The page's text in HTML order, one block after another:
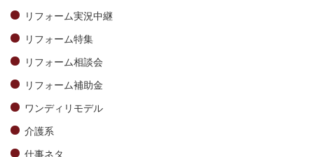
リフォーム実況中継
リフォーム特集
リフォーム相談会
リフォーム補助金
ワンディリモデル
介護系
仕事ネタ